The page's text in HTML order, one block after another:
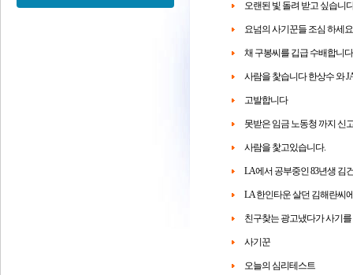
오랜된 빛 돌려 받고 싶습니
요넘의 사기꾼들 조심 하세요
채 구봉씨를 깁급 수배합니다
사람을 찿습니다 한상수 와
고발합니다
못받은 임금 노동청 까지 신
사람을 찿고있습니다.
LA에서 공부중인 83년생 김
LA 한인타운 살던 김해란씨
친구찾는 광고냈다가 사기
사기꾼
오늘의 심리테스트